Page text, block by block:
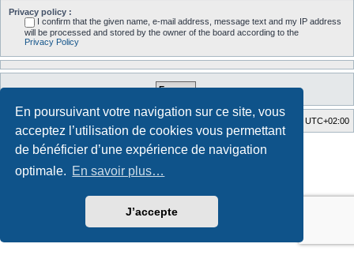
En poursuivant votre navigation sur ce site, vous
acceptez l’utilisation de cookies vous permettant
de bénéficier d’une expérience de navigation
optimale. En savoir plus…
J’accepte
Privacy policy :
I confirm that the given name, e-mail address, message text and my IP address
will be processed and stored by the owner of the board according to the
Privacy Policy
Accueil du forum Fuseau horaire sur UTC+02:00
Style developed by Zuma Portal
, Turaiel,
Développé parphpBB® Forum Software © phpBB Limited
Traduction française officielle